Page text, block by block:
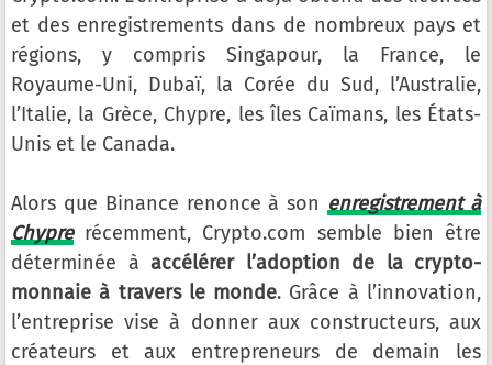
et des enregistrements dans de nombreux pays et
régions, y compris Singapour, la France, le
Royaume-Uni, Dubaï, la Corée du Sud, l’Australie,
l’Italie, la Grèce, Chypre, les îles Caïmans, les États-
Unis et le Canada.
Alors que Binance renonce à son enregistrement à
Chyprerécemment, Crypto.com semble bien être
déterminée à accélérer l’adoption de la crypto-
monnaie à travers le monde. Grâce à l’innovation,
l’entreprise vise à donner aux constructeurs, aux
créateurs et aux entrepreneurs de demain les